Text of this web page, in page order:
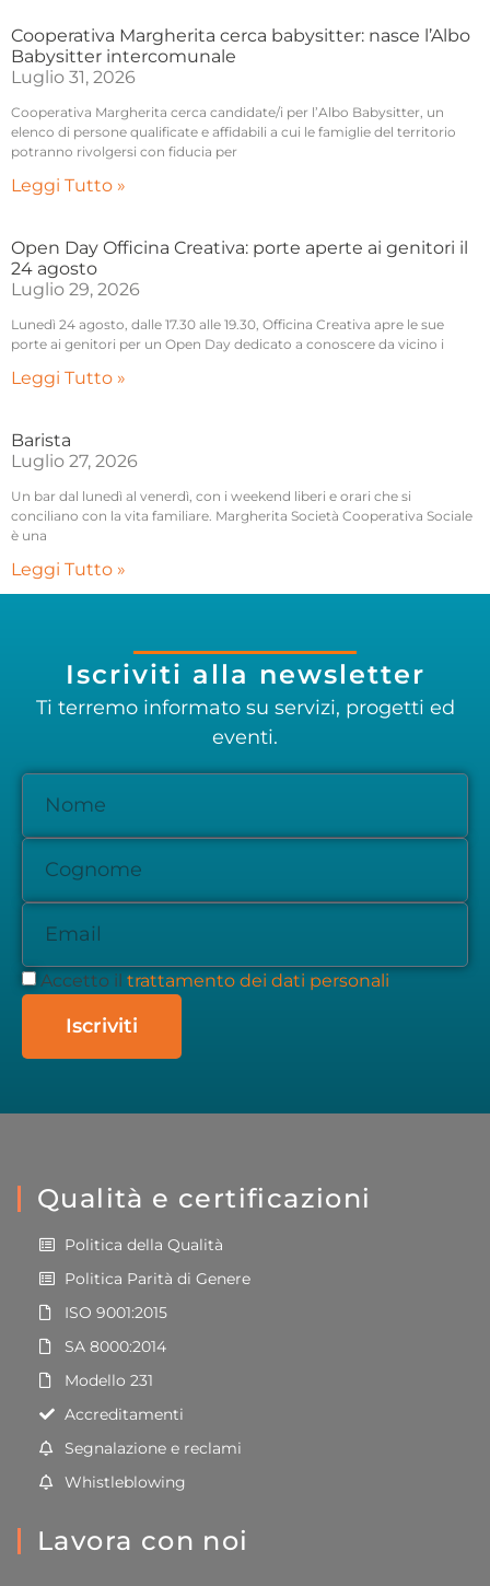
Cooperativa Margherita cerca babysitter: nasce l’Albo
Babysitter intercomunale
Luglio 31, 2026
Cooperativa Margherita cerca candidate/i per l’Albo Babysitter, un
elenco di persone qualificate e affidabili a cui le famiglie del territorio
potranno rivolgersi con fiducia per
Leggi Tutto »
Open Day Officina Creativa: porte aperte ai genitori il
24 agosto
Luglio 29, 2026
Lunedì 24 agosto, dalle 17.30 alle 19.30, Officina Creativa apre le sue
porte ai genitori per un Open Day dedicato a conoscere da vicino i
Leggi Tutto »
Barista
Luglio 27, 2026
Un bar dal lunedì al venerdì, con i weekend liberi e orari che si
conciliano con la vita familiare. Margherita Società Cooperativa Sociale
è una
Leggi Tutto »
Iscriviti alla newsletter
Ti terremo informato su servizi, progetti ed
eventi.
Accetto il trattamento dei dati personali
Iscriviti
Qualità e certificazioni
Politica della Qualità
Politica Parità di Genere
ISO 9001:2015
SA 8000:2014
Modello 231
Accreditamenti
Segnalazione e reclami
Whistleblowing
Lavora con noi